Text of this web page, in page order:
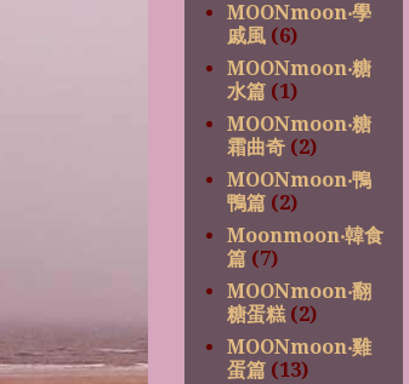
MOONmoon‧學
戚風 (6)
MOONmoon‧糖
水篇 (1)
MOONmoon‧糖
霜曲奇 (2)
MOONmoon‧鴨
鴨篇 (2)
Moonmoon‧韓食
篇 (7)
MOONmoon‧翻
糖蛋糕 (2)
MOONmoon‧雞
蛋篇 (13)